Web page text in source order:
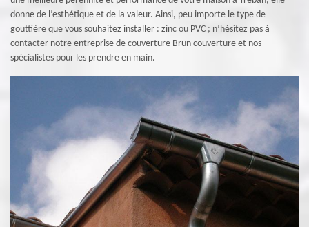
donne de l’esthétique et de la valeur. Ainsi, peu importe le type de
gouttière que vous souhaitez installer : zinc ou PVC ; n’hésitez pas à
contacter notre entreprise de couverture Brun couverture et nos
spécialistes pour les prendre en main.